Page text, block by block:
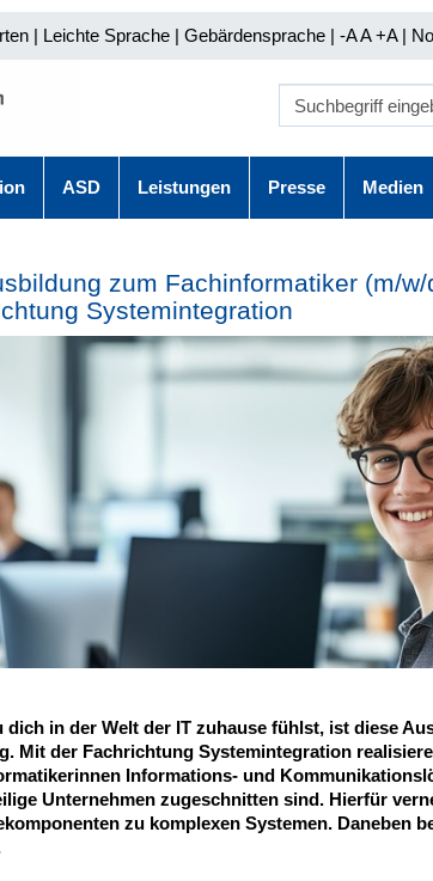
| Leichte Sprache | Gebärdensprache | -A A+A |
ASD Leistungen Presse Medien
zum Fachinformatiker (m/w/
Systemintegration
dich in der Welt der IT zuhause fühlst, ist diese
Mit der Fachrichtung Systemintegration
Informations- und
Unternehmen zugeschnitten sind. Hierfür
zu komplexen Systemen. Daneben